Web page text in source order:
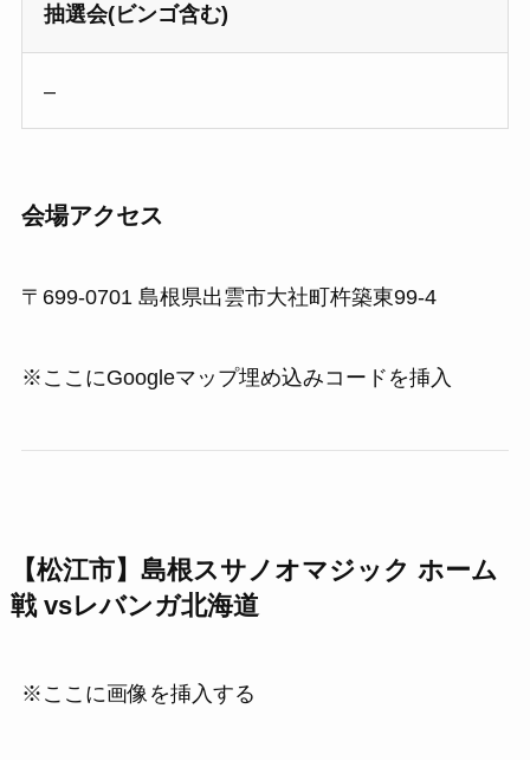
抽選会(ビンゴ含む)
–
会場アクセス
〒699-0701 島根県出雲市大社町杵築東99-4
※ここにGoogleマップ埋め込みコードを挿入
【松江市】島根スサノオマジック ホーム
戦 vsレバンガ北海道
※ここに画像を挿入する